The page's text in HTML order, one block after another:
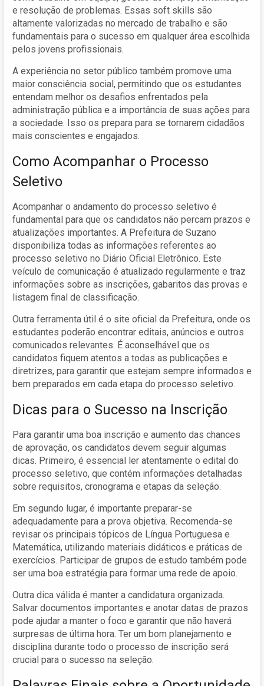
e resolução de problemas. Essas soft skills são
altamente valorizadas no mercado de trabalho e são
fundamentais para o sucesso em qualquer área escolhida
pelos jovens profissionais.
A experiência no setor público também promove uma
maior consciência social, permitindo que os estudantes
entendam melhor os desafios enfrentados pela
administração pública e a importância de suas ações para
a sociedade. Isso os prepara para se tornarem cidadãos
mais conscientes e engajados.
Como Acompanhar o Processo
Seletivo
Acompanhar o andamento do processo seletivo é
fundamental para que os candidatos não percam prazos e
atualizações importantes. A Prefeitura de Suzano
disponibiliza todas as informações referentes ao
processo seletivo no Diário Oficial Eletrônico. Este
veículo de comunicação é atualizado regularmente e traz
informações sobre as inscrições, gabaritos das provas e
listagem final de classificação.
Outra ferramenta útil é o site oficial da Prefeitura, onde os
estudantes poderão encontrar editais, anúncios e outros
comunicados relevantes. É aconselhável que os
candidatos fiquem atentos a todas as publicações e
diretrizes, para garantir que estejam sempre informados e
bem preparados em cada etapa do processo seletivo.
Dicas para o Sucesso na Inscrição
Para garantir uma boa inscrição e aumento das chances
de aprovação, os candidatos devem seguir algumas
dicas. Primeiro, é essencial ler atentamente o edital do
processo seletivo, que contém informações detalhadas
sobre requisitos, cronograma e etapas da seleção.
Em segundo lugar, é importante preparar-se
adequadamente para a prova objetiva. Recomenda-se
revisar os principais tópicos de Língua Portuguesa e
Matemática, utilizando materiais didáticos e práticas de
exercícios. Participar de grupos de estudo também pode
ser uma boa estratégia para formar uma rede de apoio.
Outra dica válida é manter a candidatura organizada.
Salvar documentos importantes e anotar datas de prazos
pode ajudar a manter o foco e garantir que não haverá
surpresas de última hora. Ter um bom planejamento e
disciplina durante todo o processo de inscrição será
crucial para o sucesso na seleção.